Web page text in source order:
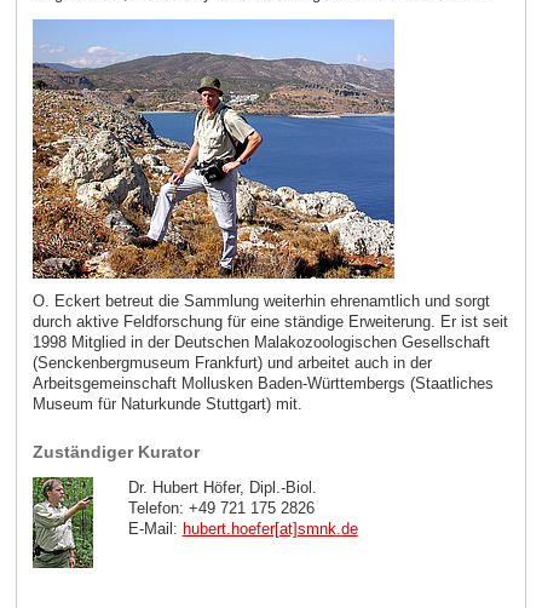
O. Eckert betreut die Sammlung weiterhin ehrenamtlich und sorgt
durch aktive Feldforschung für eine ständige Erweiterung. Er ist seit
1998 Mitglied in der Deutschen Malakozoologischen Gesellschaft
(Senckenbergmuseum Frankfurt) und arbeitet auch in der
Arbeitsgemeinschaft Mollusken Baden-Württembergs (Staatliches
Museum für Naturkunde Stuttgart) mit.
Zuständiger Kurator
Dr. Hubert Höfer, Dipl.-Biol.
Telefon: +49 721 175 2826
E-Mail: hubert.hoefer[at]smnk.de